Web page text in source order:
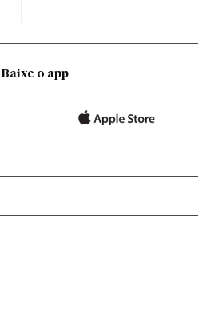
Baixe o app